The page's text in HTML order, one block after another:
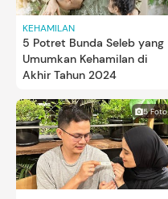
KEHAMILAN
5 Potret Bunda Seleb yang
Umumkan Kehamilan di
Akhir Tahun 2024
5 Foto